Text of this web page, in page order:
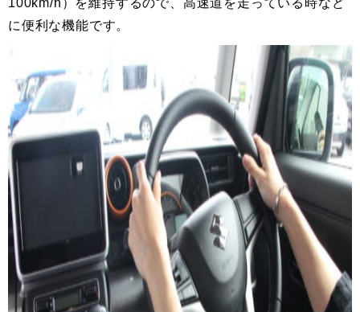
に便利な機能です。